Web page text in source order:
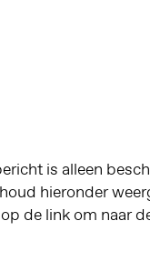
is alleen
hieronder
de link om naar